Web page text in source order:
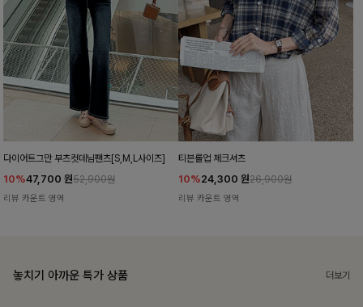
다이어트그만 부츠컷데님팬츠[S,M,L사이즈]
10%47,700 원52,900원
리뷰 카운트 영역
티븐롤업 체크셔츠
10%24,300 원26,900원
리뷰 카운트 영역
놓치기 아까운 특가 상품 더보기